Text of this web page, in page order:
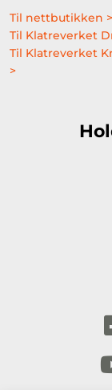
Til nettbutikken >
Til Klatreverket
Til Klatreverket
>